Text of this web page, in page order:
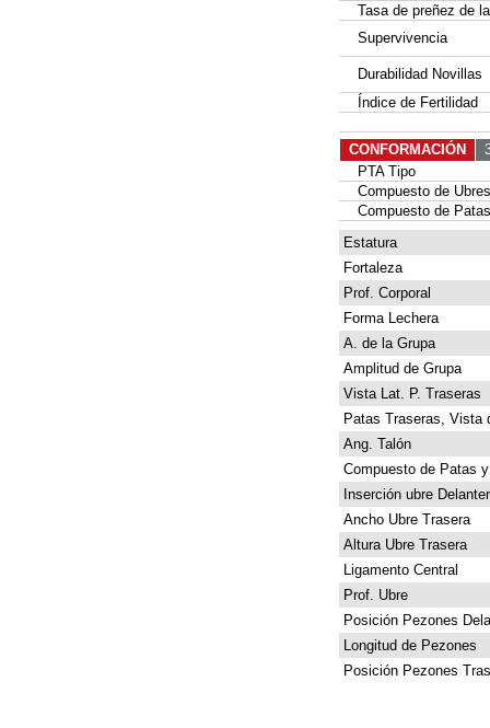
Tasa de preñez de
Supervivencia
Durabilidad Novillas
Índice de Fertilidad
CONFORMACIÓN
PTA Tipo
Compuesto de Ubres
Compuesto de
Estatura
Fortaleza
Prof. Corporal
Forma Lechera
A. de la Grupa
Amplitud de Grupa
Vista Lat. P. Traseras
Patas Traseras, Vista
Ang. Talón
Compuesto de Patas
Inserción ubre
Ancho Ubre Trasera
Altura Ubre Trasera
Ligamento Central
Prof. Ubre
Posición Pezones
Longitud de Pezones
Posición Pezones